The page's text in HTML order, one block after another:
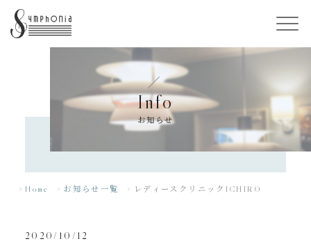
Info
お知らせ
Home お知らせ一覧 レディースクリニックICHIRO
2020/10/12